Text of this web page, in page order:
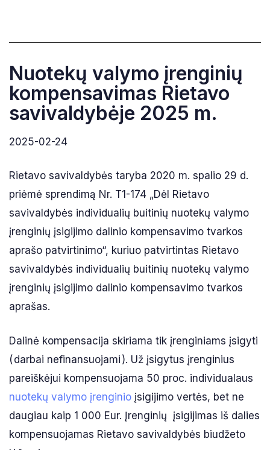
Nuotekų valymo įrenginių
kompensavimas Rietavo
savivaldybėje 2025 m.
2025-02-24
Rietavo savivaldybės taryba 2020 m. spalio 29 d.
priėmė sprendimą Nr. T1-174 „Dėl Rietavo
savivaldybės individualių buitinių nuotekų valymo
įrenginių įsigijimo dalinio kompensavimo tvarkos
aprašo patvirtinimo“, kuriuo patvirtintas Rietavo
savivaldybės individualių buitinių nuotekų valymo
įrenginių įsigijimo dalinio kompensavimo tvarkos
aprašas.
Dalinė kompensacija skiriama tik įrenginiams įsigyti
(darbai nefinansuojami ). Už įsigytus įrenginius
pareiškėjui kompensuojama 50 proc. individualaus
nuotekų valymo įrenginio įsigijimo vertės, bet ne
daugiau kaip 1 000 Eur. Įrenginių įsigijimas iš dalies
kompensuojamas Rietavo savivaldybės biudžeto